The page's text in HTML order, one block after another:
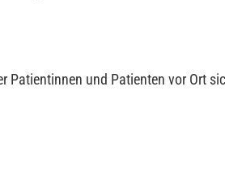
Patientinnen und Patienten vor Ort